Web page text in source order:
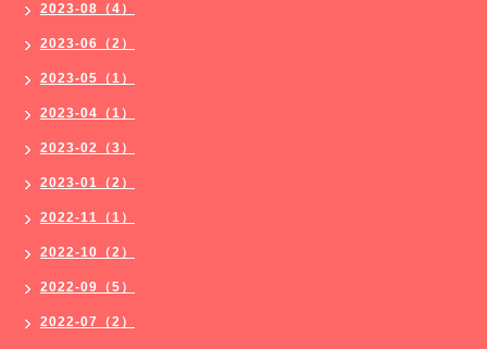
2023-08（4）
2023-06（2）
2023-05（1）
2023-04（1）
2023-02（3）
2023-01（2）
2022-11（1）
2022-10（2）
2022-09（5）
2022-07（2）